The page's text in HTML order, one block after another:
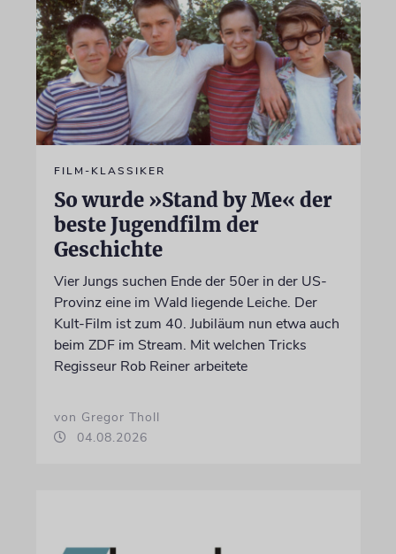
FILM-KLASSIKER
So wurde »Stand by Me« der
beste Jugendfilm der
Geschichte
Vier Jungs suchen Ende der 50er in der US-
Provinz eine im Wald liegende Leiche. Der
Kult-Film ist zum 40. Jubiläum nun etwa auch
beim ZDF im Stream. Mit welchen Tricks
Regisseur Rob Reiner arbeitete
von Gregor Tholl
04.08.2026